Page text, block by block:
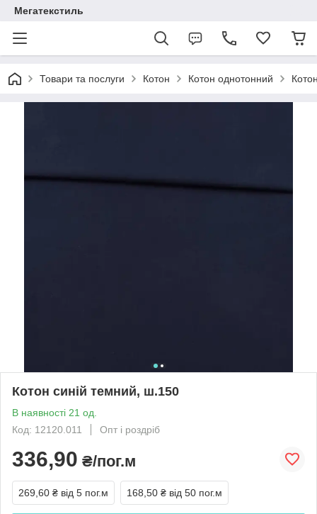
Мегатекстиль
Товари та послуги Котон Котон однотонний
Котон синій темний, ш.150
В наявності 21 од.
Код: 12120.011
Опт і роздріб
336,90 ₴/пог.м
269,60 ₴ від 5 пог.м 168,50 ₴ від 50 пог.м